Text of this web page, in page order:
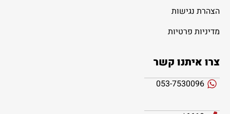
הצהרת נגישות
מדיניות פרטיות
צרו איתנו קשר
053-7530096